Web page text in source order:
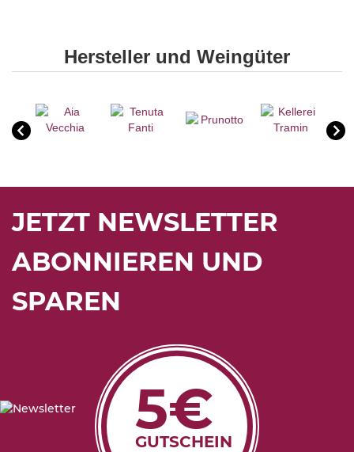
Hersteller und Weingüter
JETZT NEWSLETTER
ABONNIEREN UND
SPAREN
5€
GUTSCHEIN